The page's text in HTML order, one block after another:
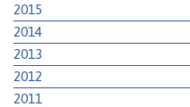
2015
2014
2013
2012
2011